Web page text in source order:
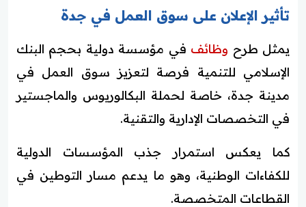
تأثير الإعلان على سوق العمل في جدة
يمثل طرح وظائف في مؤسسة دولية بحجم البنك
الإسلامي للتنمية فرصة لتعزيز سوق العمل في
مدينة جدة، خاصة لحملة البكالوريوس والماجستير
في التخصصات الإدارية والتقنية.
كما يعكس استمرار جذب المؤسسات الدولية
للكفاءات الوطنية، وهو ما يدعم مسار التوطين في
القطاعات المتخصصة.